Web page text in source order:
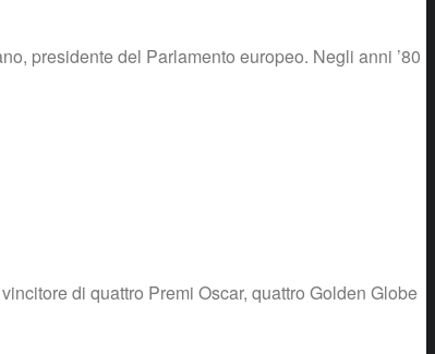
presidente del Parlamento europeo. Negli anni ’80
di quattro Premi Oscar, quattro Golden Globe